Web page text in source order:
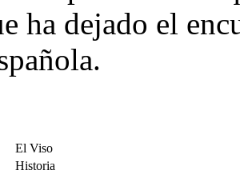
ha dejado el
El Viso
Historia